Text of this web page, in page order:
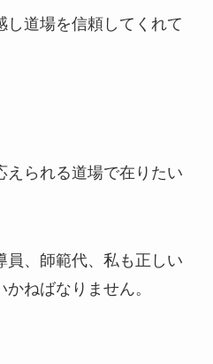
し道場を信頼してくれて
えられる道場で在りたい
員、師範代、私も正しい
ねばなりません。